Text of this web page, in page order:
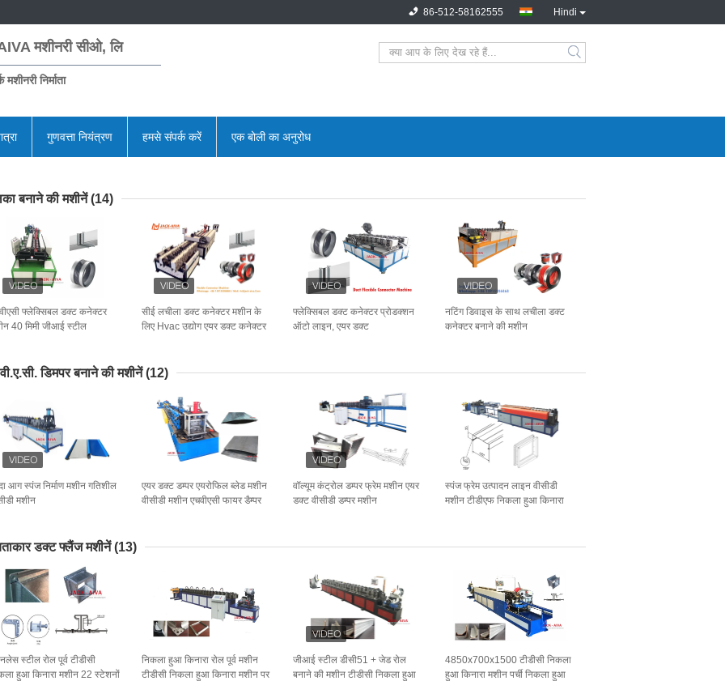
Hindi
86-512-58162555
मशीनरी सीओ, लि
निर्माता
गुणवत्ता नियंत्रण हमसे संपर्क करें एक बोली का अनुरोध
बनाने की मशीनें (14)
फ्लेक्सिबल डक्ट कनेक्टर
40 मिमी जीआई स्टील
सीई लचीला डक्ट कनेक्टर मशीन के
लिए Hvac उद्योग एयर डक्ट कनेक्टर
फ्लेक्सिबल डक्ट कनेक्टर प्रोडक्शन
ऑटो लाइन, एयर डक्ट
नटिंग डिवाइस के साथ लचीला डक्ट
कनेक्टर बनाने की मशीन
डिमपर बनाने की मशीनें (12)
आग स्पंज निर्माण मशीन गतिशील
मशीन
एयर डक्ट डम्पर एयरोफिल ब्लेड मशीन
वीसीडी मशीन एचवीएसी फायर डैम्पर
वॉल्यूम कंट्रोल डम्पर फ्रेम मशीन एयर
डक्ट वीसीडी डम्पर मशीन
स्पंज फ्रेम उत्पादन लाइन वीसीडी
मशीन टीडीएफ निकला हुआ किनारा
डक्ट फ्लैंज मशीनें (13)
स्टील रोल पूर्व टीडीसी
हुआ किनारा मशीन 22 स्टेशनों
निकला हुआ किनारा रोल पूर्व मशीन
टीडीसी निकला हुआ किनारा मशीन पर
जीआई स्टील डीसी51 + जेड रोल
बनाने की मशीन टीडीसी निकला हुआ
4850x700x1500 टीडीसी निकला
हुआ किनारा मशीन पर्ची निकला हुआ